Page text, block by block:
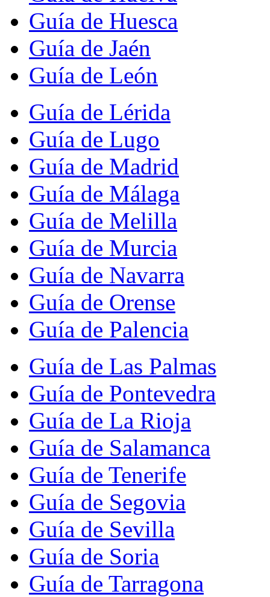
Guía de Huesca
Guía de Jaén
Guía de León
Guía de Lérida
Guía de Lugo
Guía de Madrid
Guía de Málaga
Guía de Melilla
Guía de Murcia
Guía de Navarra
Guía de Orense
Guía de Palencia
Guía de Las Palmas
Guía de Pontevedra
Guía de La Rioja
Guía de Salamanca
Guía de Tenerife
Guía de Segovia
Guía de Sevilla
Guía de Soria
Guía de Tarragona